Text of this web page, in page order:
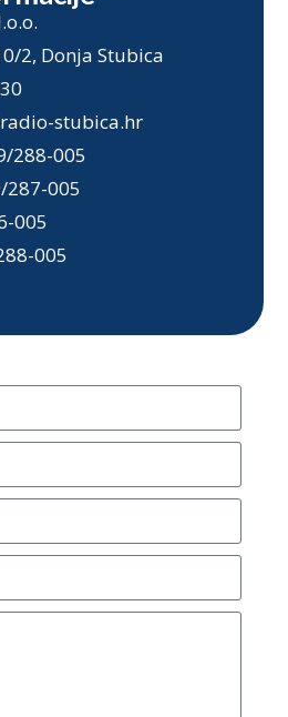
2, Donja Stubica
stubica.hr
288-005
287-005
005
005